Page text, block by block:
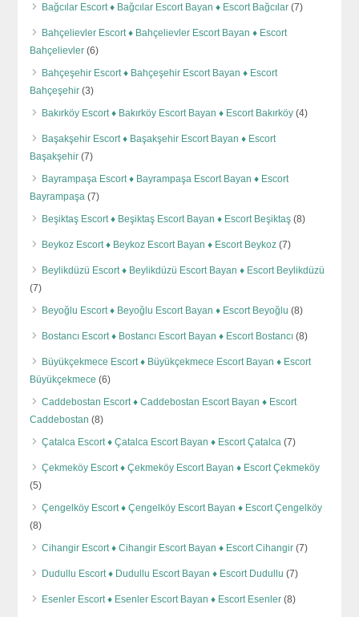
Bağcılar Escort ♦️ Bağcılar Escort Bayan ♦️ Escort Bağcılar (7)
Bahçelievler Escort ♦️ Bahçelievler Escort Bayan ♦️ Escort
Bahçelievler (6)
Bahçeşehir Escort ♦️ Bahçeşehir Escort Bayan ♦️ Escort
Bahçeşehir (3)
Bakırköy Escort ♦️ Bakırköy Escort Bayan ♦️ Escort Bakırköy (4)
Başakşehir Escort ♦️ Başakşehir Escort Bayan ♦️ Escort
Başakşehir (7)
Bayrampaşa Escort ♦️ Bayrampaşa Escort Bayan ♦️ Escort
Bayrampaşa (7)
Beşiktaş Escort ♦️ Beşiktaş Escort Bayan ♦️ Escort Beşiktaş (8)
Beykoz Escort ♦️ Beykoz Escort Bayan ♦️ Escort Beykoz (7)
Beylikdüzü Escort ♦️ Beylikdüzü Escort Bayan ♦️ Escort Beylikdüzü
(7)
Beyoğlu Escort ♦️ Beyoğlu Escort Bayan ♦️ Escort Beyoğlu (8)
Bostancı Escort ♦️ Bostancı Escort Bayan ♦️ Escort Bostancı (8)
Büyükçekmece Escort ♦️ Büyükçekmece Escort Bayan ♦️ Escort
Büyükçekmece (6)
Caddebostan Escort ♦️ Caddebostan Escort Bayan ♦️ Escort
Caddebostan (8)
Çatalca Escort ♦️ Çatalca Escort Bayan ♦️ Escort Çatalca (7)
Çekmeköy Escort ♦️ Çekmeköy Escort Bayan ♦️ Escort Çekmeköy
(5)
Çengelköy Escort ♦️ Çengelköy Escort Bayan ♦️ Escort Çengelköy
(8)
Cihangir Escort ♦️ Cihangir Escort Bayan ♦️ Escort Cihangir (7)
Dudullu Escort ♦️ Dudullu Escort Bayan ♦️ Escort Dudullu (7)
Esenler Escort ♦️ Esenler Escort Bayan ♦️ Escort Esenler (8)